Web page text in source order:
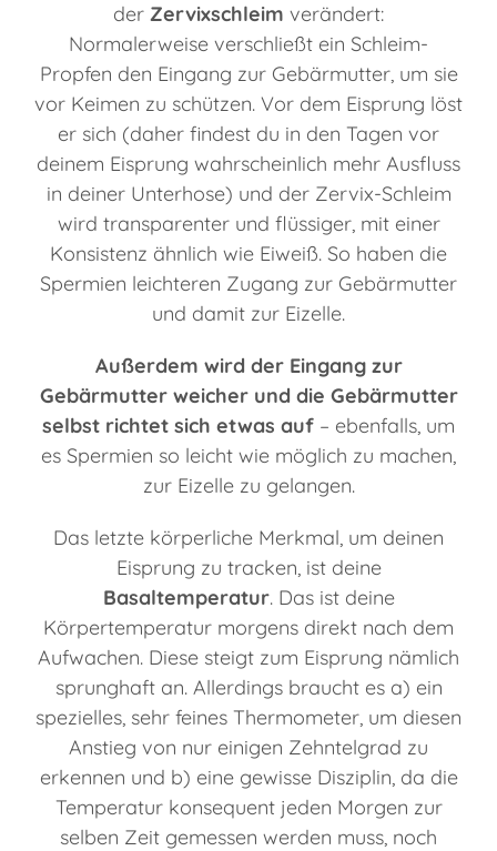
der Zervixschleim verändert:
Normalerweise verschließt ein Schleim-
Propfen den Eingang zur Gebärmutter, um sie
vor Keimen zu schützen. Vor dem Eisprung löst
er sich (daher findest du in den Tagen vor
deinem Eisprung wahrscheinlich mehr Ausfluss
in deiner Unterhose) und der Zervix-Schleim
wird transparenter und flüssiger, mit einer
Konsistenz ähnlich wie Eiweiß. So haben die
Spermien leichteren Zugang zur Gebärmutter
und damit zur Eizelle.
Außerdem wird der Eingang zur
Gebärmutter weicher und die Gebärmutter
selbst richtet sich etwas auf – ebenfalls, um
es Spermien so leicht wie möglich zu machen,
zur Eizelle zu gelangen.
Das letzte körperliche Merkmal, um deinen
Eisprung zu tracken, ist deine
Basaltemperatur. Das ist deine
Körpertemperatur morgens direkt nach dem
Aufwachen. Diese steigt zum Eisprung nämlich
sprunghaft an. Allerdings braucht es a) ein
spezielles, sehr feines Thermometer, um diesen
Anstieg von nur einigen Zehntelgrad zu
erkennen und b) eine gewisse Disziplin, da die
Temperatur konsequent jeden Morgen zur
selben Zeit gemessen werden muss, noch